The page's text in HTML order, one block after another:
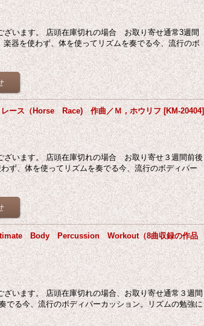
います。 店頭在庫切れの場合 お取り寄せ通常3週間
を使わず、体を使ってリズムを奏でる今、流行のボ
ース（Horse Race) 作曲／Ｍ，ホウリフ [KM-20404]
ざいます。 店頭在庫切れの場合 お取り寄せ３週間前後
、体を使ってリズムを奏でる今、流行のボディパー
Body Percussion Workout（8曲収録の作品
います。 店頭在庫切れの場合、お取り寄せ通常３週間
でる今、流行のボディパーカッション。リズムの勉強に